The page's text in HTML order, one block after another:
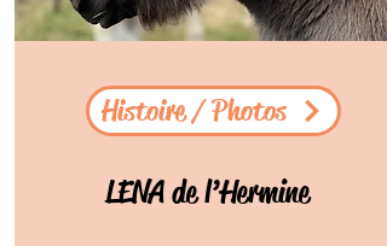
Histoire / Photos
LENA de l’Hermine